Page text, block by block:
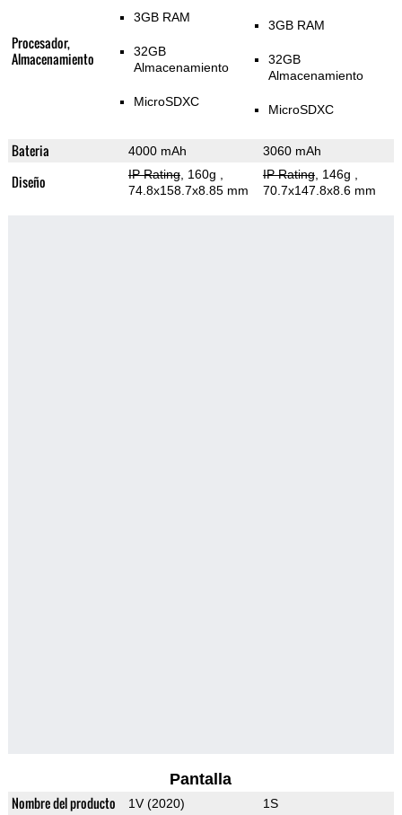
Procesador,
Almacenamiento
3GB RAM
32GB
Almacenamiento
MicroSDXC
3GB RAM
32GB
Almacenamiento
MicroSDXC
Bateria 4000 mAh 3060 mAh
Diseño IP Rating, 160g
74.8x158.7x8.85 mm
IP Rating, 146g
70.7x147.8x8.6 mm
Pantalla
Nombre del producto 1V (2020) 1S